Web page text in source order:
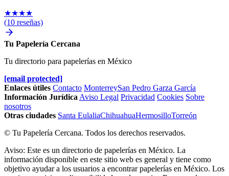
★★★★
(10 reseñas)
Tu Papelería Cercana
Tu directorio para papelerías en México
[email protected]
Enlaces útiles Contacto MonterreySan Pedro Garza García
Información Jurídica Aviso Legal Privacidad Cookies Sobre
nosotros
Otras ciudades Santa EulaliaChihuahuaHermosilloTorreón
© Tu Papelería Cercana. Todos los derechos reservados.
Aviso: Este es un directorio de papelerías en México. La
información disponible en este sitio web es general y tiene como
objetivo ayudar a los usuarios a encontrar papelerías en México. Los